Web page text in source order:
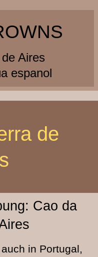
Aires
espanol
de
Cao da
in Portugal,